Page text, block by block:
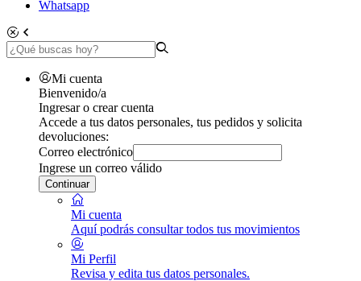
Whatsapp
Mi cuenta
Bienvenido/a
Ingresar o crear cuenta
Accede a tus datos personales, tus pedidos y solicita
devoluciones:
Correo electrónico
Ingrese un correo válido
Continuar
Mi cuenta
Aquí podrás consultar todos tus movimientos
Mi Perfil
Revisa y edita tus datos personales.